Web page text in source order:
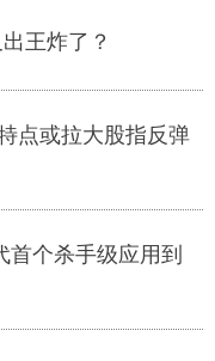
王炸了？
点或拉大股指反弹
首个杀手级应用到